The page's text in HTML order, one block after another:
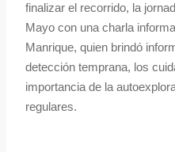
finalizar el recorrido, la
Mayo con una charla
Manrique, quien brindó
detección temprana, los
importancia de la
regulares.